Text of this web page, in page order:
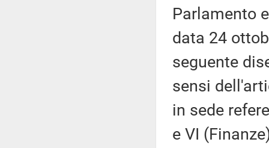
Parlamento
data 24
seguente
sensi
in sede
e VI